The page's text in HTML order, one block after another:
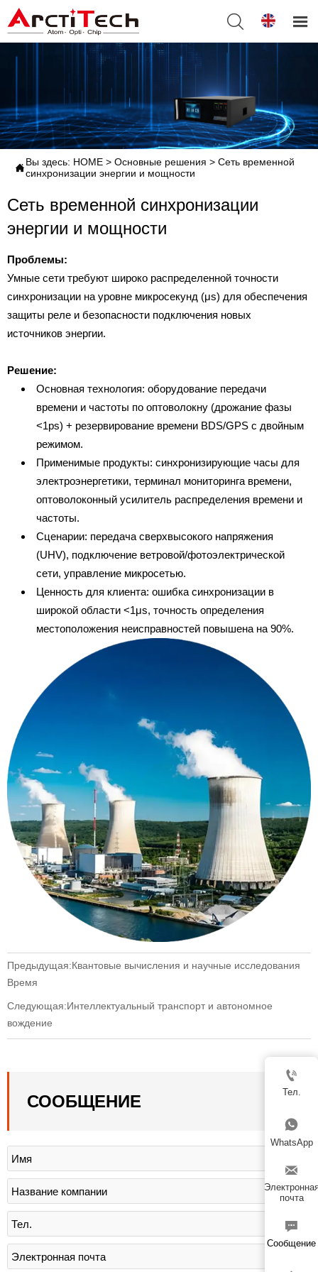
 
Вы здесь: HOME > Основные решения > Сеть временной
синхронизации энергии и мощности
Сеть временной синхронизации
энергии и мощности
Проблемы:
Умные сети требуют широко распределенной точности
синхронизации на уровне микросекунд (μs) для обеспечения
защиты реле и безопасности подключения новых
источников энергии.
Решение:
Основная технология: оборудование передачи
времени и частоты по оптоволокну (дрожание фазы
<1ps) + резервирование времени BDS/GPS с двойным
режимом.
Применимые продукты: синхронизирующие часы для
электроэнергетики, терминал мониторинга времени,
оптоволоконный усилитель распределения времени и
частоты.
Сценарии: передача сверхвысокого напряжения
(UHV), подключение ветровой/фотоэлектрической
сети, управление микросетью.
Ценность для клиента: ошибка синхронизации в
широкой области <1μs, точность определения
местоположения неисправностей повышена на 90%.
Предыдущая:Квантовые вычисления и научные исследования
Время
Следующая:Интеллектуальный транспорт и автономное
вождение
СООБЩЕНИЕ

Тел.

WhatsApp

почта

Сообщение